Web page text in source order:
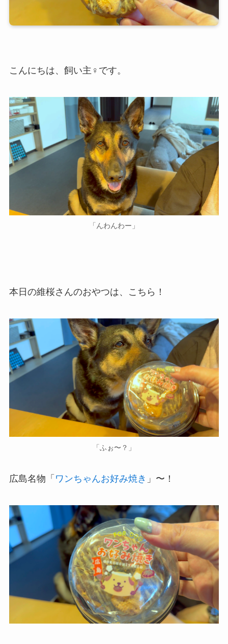
こんにちは、飼い主♀です。
「んわんわー」
本日の維桜さんのおやつは、こちら！
「ふぉ〜？」
広島名物「 ワンちゃんお好み焼き 」〜！